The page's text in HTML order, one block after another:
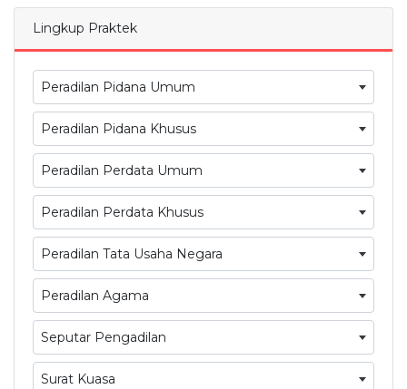
Lingkup Praktek
Peradilan Pidana Umum
Peradilan Pidana Khusus
Peradilan Perdata Umum
Peradilan Perdata Khusus
Peradilan Tata Usaha Negara
Peradilan Agama
Seputar Pengadilan
Surat Kuasa